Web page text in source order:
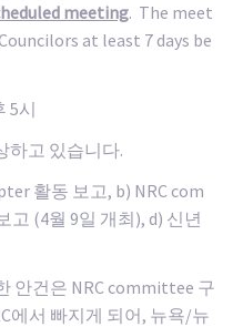
meeting. The meet
at least 7 days be
5시
하고 있습니다.
활동 보고, b) NRC com
고 (4월 9일 개최), d) 신년
안건은 NRC committee 구
에서 빠지게 되어, 뉴욕/뉴